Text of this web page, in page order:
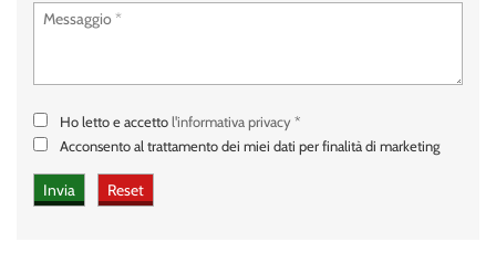
Ho letto e accettol'informativa privacy *
Acconsento al trattamento dei miei dati per finalità di marketing